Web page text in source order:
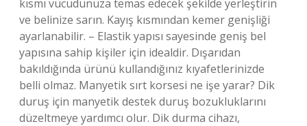
kısmı vücudunuza temas edecek şekilde yerleştirin
ve belinize sarın. Kayış kısmından kemer genişliği
ayarlanabilir. – Elastik yapısı sayesinde geniş bel
yapısına sahip kişiler için idealdir. Dışarıdan
bakıldığında ürünü kullandığınız kıyafetlerinizde
belli olmaz. Manyetik sırt korsesi ne işe yarar? Dik
duruş için manyetik destek duruş bozukluklarını
düzeltmeye yardımcı olur. Dik durma cihazı,